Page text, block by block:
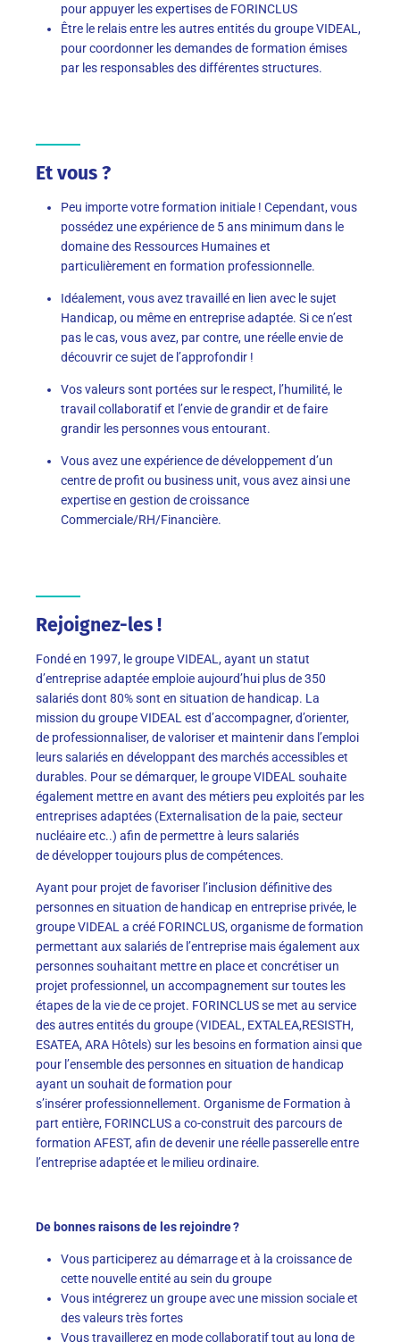
pour appuyer les expertises de FORINCLUS
Être le relais entre les autres entités du groupe VIDEAL,
pour coordonner les demandes de formation émises
par les responsables des différentes structures.
Et vous ?
Peu importe votre formation initiale ! Cependant, vous
possédez uneexpérience de 5 ans minimum dans le
domaine des Ressources Humaineset
particulièrement en formation professionnelle.
Idéalement, vous avez travaillé en lien avec le sujet
Handicap, ou mêmeen entreprise adaptée. Si ce n’est
pas le cas,vous avez, par contre, une réelle envie de
découvrir ce sujet de l’approfondir !
Vos valeurs sont portées sur le respect, l’humilité, le
travail collaboratif et l’envie de grandir et de faire
grandir les personnes vous entourant.
Vous avez une expérience de développement d’un
centre de profit ou business unit, vous avez ainsi une
expertise en gestion de croissance
Commerciale/RH/Financière.
Rejoignez-les !
Fondé en 1997, le groupe VIDEAL , ayant un statut
d’entreprise adaptéeemploie aujourd’hui plus de 350
salariés dont 80% sont en situation de handicap. La
mission du groupe VIDEAL est d’accompagner, d’orienter,
de professionnaliser, de valoriser et maintenir dans l’emploi
leurs salariés en développant des marchés accessibles et
durables. Pour se démarquer, le groupe VIDEAL souhaite
également mettre en avant des métiers peu exploités par les
entreprises adaptées (Externalisation de la paie, secteur
nucléaire etc..) afin de permettre à leurs salariés
dedévelopper toujours plus de compétences.
Ayant pour projet de favoriser l’inclusion définitivedes
personnes en situation de handicapen entreprise privée, le
groupe VIDEAL a créé FORINCLUS, organisme de formation
permettant aux salariés de l’entreprise mais également aux
personnes souhaitant mettre en place et concrétiser un
projet professionnel, un accompagnement sur toutes les
étapes de la vie de ce projet. FORINCLUSse met au service
des autres entités du groupe (VIDEAL, EXTALEA,RESISTH,
ESATEA,ARA Hôtels) sur les besoins en formation ainsi que
pour l’ensemble des personnes en situation de handicap
ayant un souhait de formation pour
s’insérer professionnellement. Organisme de Formation à
part entière, FORINCLUSa co-construit des parcours de
formation AFEST, afin de devenir une réelle passerelle entre
l’entreprise adaptée et le milieu ordinaire.
De bonnes raisons de les rejoindre ?
Vous participerezau démarrage et à la croissance de
cette nouvelle entité au sein du groupe
Vous intégrerez un groupe avec une mission sociale et
des valeurs très fortes
Vous travaillerez en mode collaboratif tout au long de